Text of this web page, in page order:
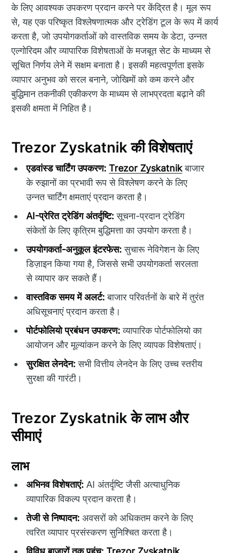
के लिए आवश्यक उपकरण प्रदान करने पर केंद्रित है। मूल रूप
से, यह एक परिष्कृत विश्लेषणात्मक और ट्रेडिंग टूल के रूप में कार्य
करता है, जो उपयोगकर्ताओं को वास्तविक समय के डेटा, उन्नत
एल्गोरिदम और व्यापारिक विशेषताओं के मजबूत सेट के माध्यम से
सूचित निर्णय लेने में सक्षम बनाता है। इसकी महत्वपूर्णता इसके
व्यापार अनुभव को सरल बनाने, जोखिमों को कम करने और
बुद्धिमान तकनीकी एकीकरण के माध्यम से लाभप्रदता बढ़ाने की
इसकी क्षमता में निहित है।
Trezor Zyskatnik की विशेषताएं
एडवांस्ड चार्टिंग उपकरण: Trezor Zyskatnikबाजार
के रुझानों का प्रभावी रूप से विश्लेषण करने के लिए
उन्नत चार्टिंग क्षमताएं प्रदान करता है।
AI-प्रेरित ट्रेडिंग अंतर्दृष्टि:सूचना-प्रदान ट्रेडिंग
संकेतों के लिए कृत्रिम बुद्धिमत्ता का उपयोग करता है।
उपयोगकर्ता-अनुकूल इंटरफेस:सुचारू नेविगेशन के लिए
डिज़ाइन किया गया है, जिससे सभी उपयोगकर्ता सरलता
से व्यापार कर सकते हैं।
वास्तविक समय में अलर्ट:बाजार परिवर्तनों के बारे में तुरंत
अधिसूचनाएं प्रदान करता है।
पोर्टफोलियो प्रबंधन उपकरण:व्यापारिक पोर्टफोलियो का
आयोजन और मूल्यांकन करने के लिए व्यापक विशेषताएं।
सुरक्षित लेनदेन:सभी वित्तीय लेनदेन के लिए उच्च स्तरीय
सुरक्षा की गारंटी।
Trezor Zyskatnik के लाभ और
सीमाएं
लाभ
अभिनव विशेषताएं: AI अंतर्दृष्टि जैसी अत्याधुनिक
व्यापारिक विकल्प प्रदान करता है।
तेजी से निष्पादन: अवसरों को अधिकतम करने के लिए
त्वरित व्यापार प्रसंस्करण सुनिश्चित करता है।